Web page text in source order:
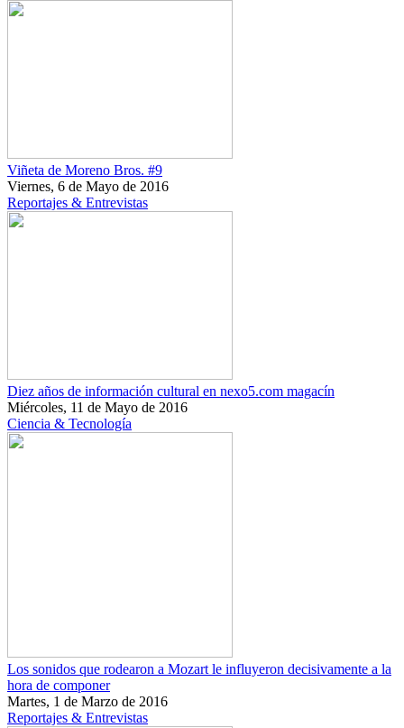
Viñeta de Moreno Bros. #9
Viernes, 6 de Mayo de 2016
Reportajes & Entrevistas
Diez años de información cultural en nexo5.com magacín
Miércoles, 11 de Mayo de 2016
Ciencia & Tecnología
Los sonidos que rodearon a Mozart le influyeron decisivamente a la
hora de componer
Martes, 1 de Marzo de 2016
Reportajes & Entrevistas